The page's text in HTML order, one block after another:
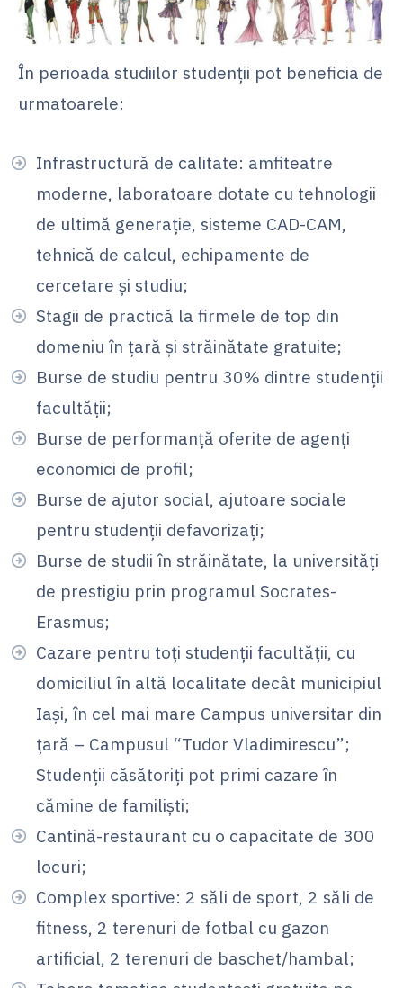
În perioada studiilor studenţii pot beneficia de
urmatoarele:
Infrastructură de calitate: amfiteatre
moderne, laboratoare dotate cu tehnologii
de ultimă generație, sisteme CAD-CAM,
tehnică de calcul, echipamente de
cercetare și studiu;
Stagii de practică la firmele de top din
domeniu în țară și străinătate gratuite;
Burse de studiu pentru 30% dintre studenții
facultății;
Burse de performanță oferite de agenți
economici de profil;
Burse de ajutor social, ajutoare sociale
pentru studenții defavorizați;
Burse de studii în străinătate, la universități
de prestigiu prin programul Socrates-
Erasmus;
Cazare pentru toţi studenţii facultăţii, cu
domiciliul în altă localitate decât municipiul
Iaşi, în cel mai mare Campus universitar din
ţară – Campusul “Tudor Vladimirescu”;
Studenţii căsătoriţi pot primi cazare în
cămine de familişti;
Cantină-restaurant cu o capacitate de 300
locuri;
Complex sportive: 2 săli de sport, 2 săli de
fitness, 2 terenuri de fotbal cu gazon
artificial, 2 terenuri de baschet/hambal;